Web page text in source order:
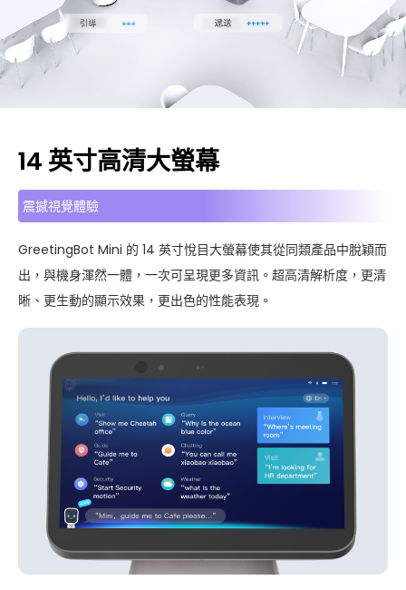
14 英寸高清大螢幕
震撼視覺體驗
GreetingBot Mini 的 14 英寸悅目大螢幕使其從同類產品中脫穎而
出，與機身渾然一體，一次可呈現更多資訊。超高清解析度，更清
晰、更生動的顯示效果，更出色的性能表現。